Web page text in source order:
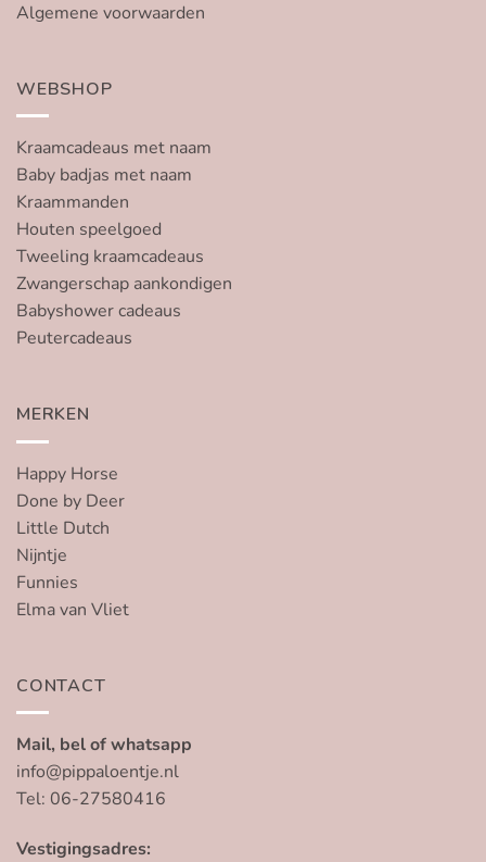
Algemene voorwaarden
WEBSHOP
Kraamcadeaus met naam
Baby badjas met naam
Kraammanden
Houten speelgoed
Tweeling kraamcadeaus
Zwangerschap aankondigen
Babyshower cadeaus
Peutercadeaus
MERKEN
Happy Horse
Done by Deer
Little Dutch
Nijntje
Funnies
Elma van Vliet
CONTACT
Mail, bel of whatsapp
info@pippaloentje.nl
Tel: 06-27580416
Vestigingsadres: